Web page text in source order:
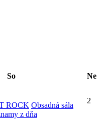
So Ne
ROCK Obsadná sála
z dňa
2